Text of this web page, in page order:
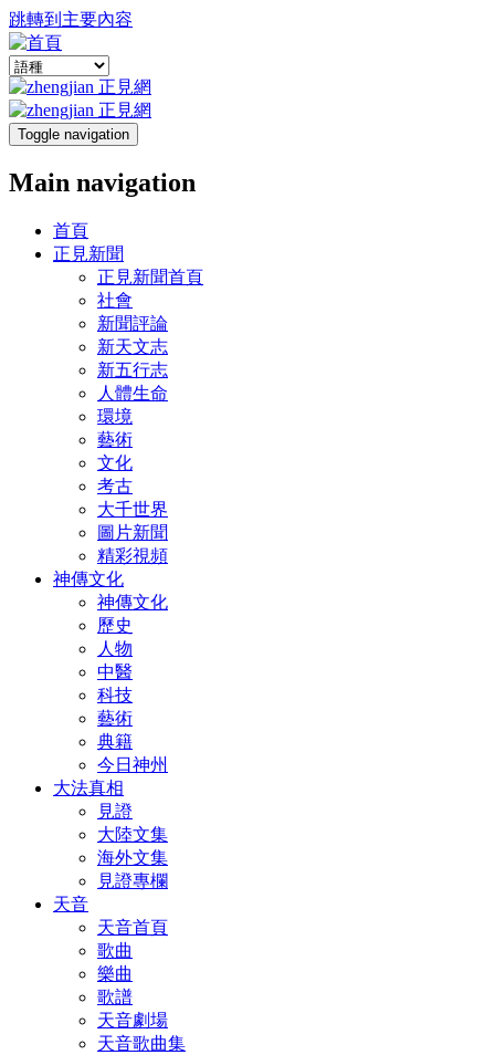
跳轉到主要內容
Toggle navigation
Main navigation
首頁
正見新聞
正見新聞首頁
社會
新聞評論
新天文志
新五行志
人體生命
環境
藝術
文化
考古
大千世界
圖片新聞
精彩視頻
神傳文化
神傳文化
歷史
人物
中醫
科技
藝術
典籍
今日神州
大法真相
見證
大陸文集
海外文集
見證專欄
天音
天音首頁
歌曲
樂曲
歌譜
天音劇場
天音歌曲集